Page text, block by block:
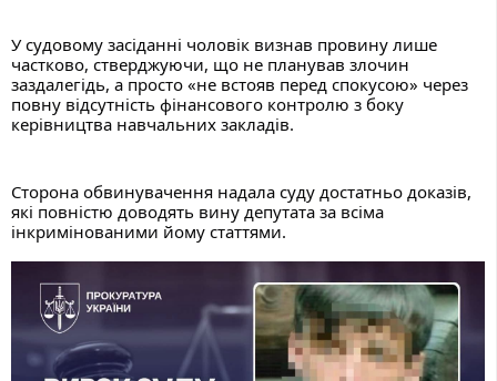
У судовому засіданні чоловік визнав провину лише
частково, стверджуючи, що не планував злочин
заздалегідь, а просто «не встояв перед спокусою» через
повну відсутність фінансового контролю з боку
керівництва навчальних закладів.
Сторона обвинувачення надала суду достатньо доказів,
які повністю доводять вину депутата за всіма
інкримінованими йому статтями.